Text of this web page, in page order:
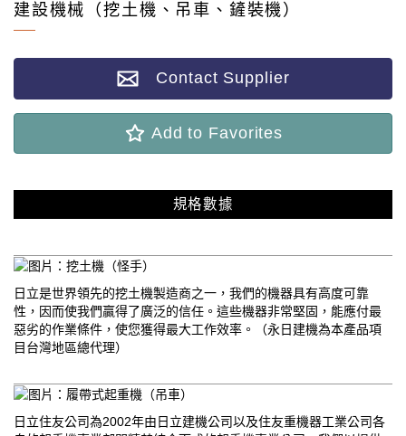
建設機械（挖土機、吊車、鏟裝機）
Contact Supplier
Add to Favorites
規格數據
日立是世界領先的挖土機製造商之一，我們的機器具有高度可靠
性，因而使我們贏得了廣泛的信任。這些機器非常堅固，能應付最
惡劣的作業條件，使您獲得最大工作效率。（永日建機為本產品項
目台灣地區總代理）
日立住友公司為2002年由日立建機公司以及住友重機器工業公司各